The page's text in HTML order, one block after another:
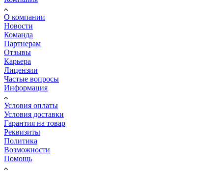
О компании
Новости
Команда
Партнерам
Отзывы
Карьера
Лицензии
Частые вопросы
Информация
Условия оплаты
Условия доставки
Гарантия на товар
Реквизиты
Политика
Возможности
Помощь